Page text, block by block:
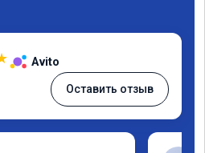
Avito
Оставить отзыв